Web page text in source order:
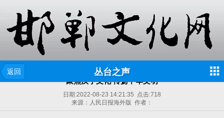
返回 丛台之声
聚焦汉字文化 传扬中华文明
日期:2022-08-23 14:21:35 点击:718
来源：人民日报海外版 作者：